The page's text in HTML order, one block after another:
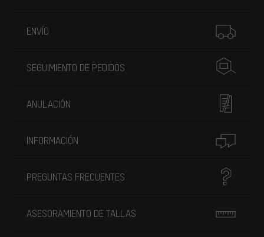
ENVÍO
SEGUIMIENTO DE PEDIDOS
ANULACIÓN
INFORMACIÓN
PREGUNTAS FRECUENTES
ASESORAMIENTO DE TALLAS